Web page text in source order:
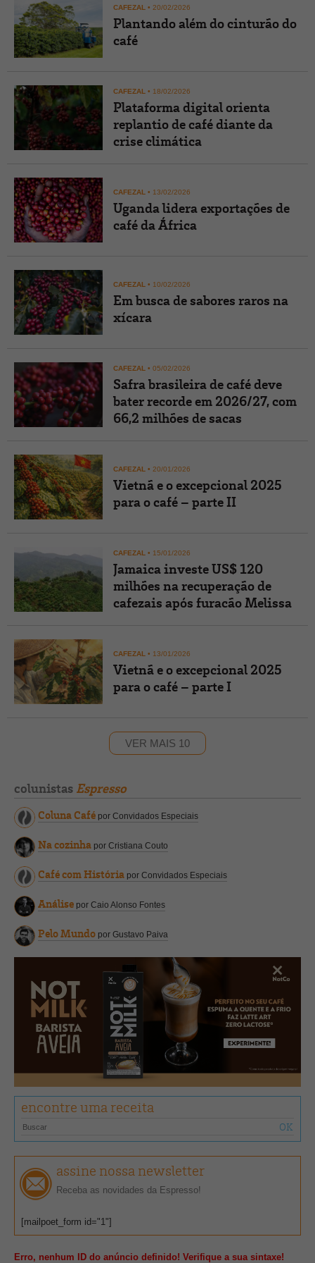
CAFEZAL • 20/02/2026
Plantando além do cinturão do
café
CAFEZAL • 18/02/2026
Plataforma digital orienta
replantio de café diante da
crise climática
CAFEZAL • 13/02/2026
Uganda lidera exportações de
café da África
CAFEZAL • 10/02/2026
Em busca de sabores raros na
xícara
CAFEZAL • 05/02/2026
Safra brasileira de café deve
bater recorde em 2026/27, com
66,2 milhões de sacas
CAFEZAL • 20/01/2026
Vietnã e o excepcional 2025
para o café – parte II
CAFEZAL • 15/01/2026
Jamaica investe US$ 120
milhões na recuperação de
cafezais após furacão Melissa
CAFEZAL • 13/01/2026
Vietnã e o excepcional 2025
para o café – parte I
VER MAIS 10
colunistas Espresso
Coluna Café por Convidados Especiais
Na cozinha por Cristiana Couto
Café com História por Convidados Especiais
Análise por Caio Alonso Fontes
Pelo Mundo por Gustavo Paiva
encontre uma receita
assine nossa newsletter
Receba as novidades da Espresso!
[mailpoet_form id="1"]
Erro, nenhum ID do anúncio definido! Verifique a sua sintaxe!